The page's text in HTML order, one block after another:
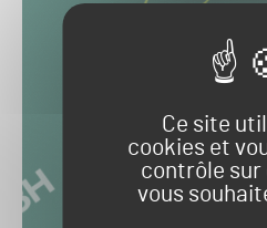
Ce site
cookies et
contrôle sur
vous